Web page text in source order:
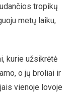
tropikų
metų laiku,
kurie užsikrėtė
o jų broliai ir
vienoje lovoje